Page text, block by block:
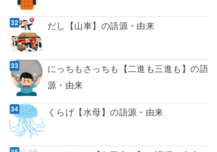
だし【山車】の語源・由来
にっちもさっちも【二進も三進も】の語
源・由来
くらげ【水母】の語源・由来